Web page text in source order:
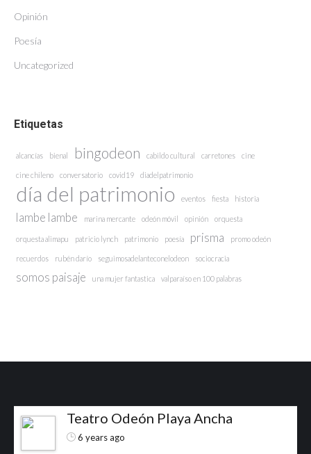
Opinión
Poesía
Uncategorized
Etiquetas
alcancías bienal bingodeon cabildo cultural carretones cine
cine chileno conversatorio covid19 diadelpatrimonio
día del patrimonio eventos fiesta historia
lambe lambe marina mercante odeón móvil opinión orquesta
orquesta alimapu patricio lynch patrimonio poesía prisma promo odeón
recuerdos rubén darío seguimosadelanteconelodeon sociocracia
somos paisaje una mujer fantastica valparaíso en 100 palabras
Teatro Odeón Playa Ancha
6 years ago